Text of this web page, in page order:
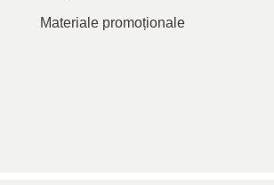
Materiale promoționale